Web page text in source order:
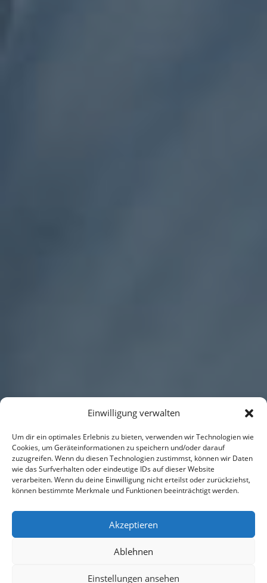
Einwilligung verwalten
Um dir ein optimales Erlebnis zu bieten, verwenden wir Technologien wie
Cookies, um Geräteinformationen zu speichern und/oder darauf
zuzugreifen. Wenn du diesen Technologien zustimmst, können wir Daten
wie das Surfverhalten oder eindeutige IDs auf dieser Website
verarbeiten. Wenn du deine Einwilligung nicht erteilst oder zurückziehst,
können bestimmte Merkmale und Funktionen beeinträchtigt werden.
Akzeptieren
Ablehnen
Einstellungen ansehen